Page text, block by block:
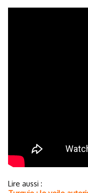
Lire aussi :